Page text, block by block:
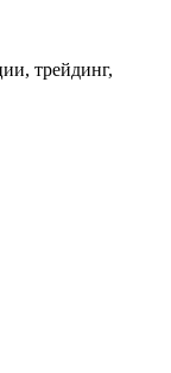
трейдинг,